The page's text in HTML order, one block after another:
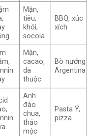
Mận,
tiêu,
khói,
socola
BBQ, xúc
xích
Mận,
cacao,
da
thuộc
Bò nướng
Argentina
Anh
đào
chua,
thảo
mộc
Pasta Ý,
pizza